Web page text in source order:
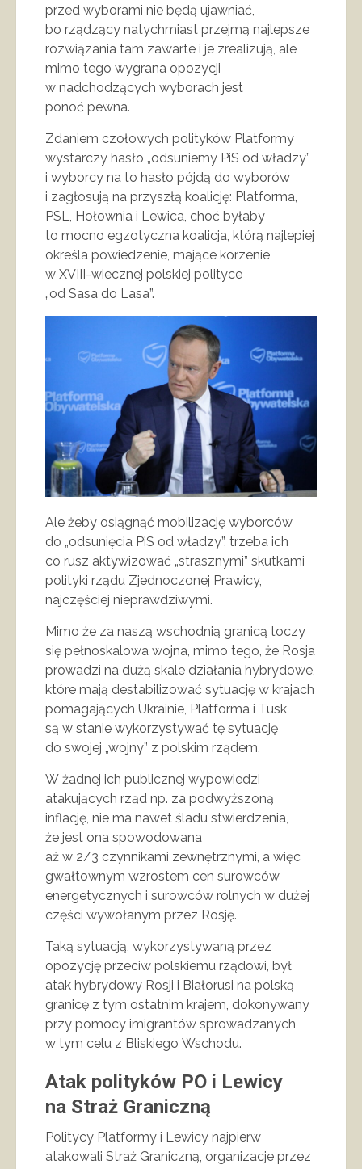
przed wyborami nie będą ujawniać,
bo rządzący natychmiast przejmą najlepsze
rozwiązania tam zawarte i je zrealizują, ale
mimo tego wygrana opozycji
w nadchodzących wyborach jest
ponoć pewna.
Zdaniem czołowych polityków Platformy
wystarczy hasło „odsuniemy PiS od władzy”
i wyborcy na to hasło pójdą do wyborów
i zagłosują na przyszłą koalicję: Platforma,
PSL, Hołownia i Lewica, choć byłaby
to mocno egzotyczna koalicja, którą najlepiej
określa powiedzenie, mające korzenie
w XVIII-wiecznej polskiej polityce
„od Sasa do Lasa”.
Ale żeby osiągnąć mobilizację wyborców
do „odsunięcia PiS od władzy”, trzeba ich
co rusz aktywizować „strasznymi” skutkami
polityki rządu Zjednoczonej Prawicy,
najczęściej nieprawdziwymi.
Mimo że za naszą wschodnią granicą toczy
się pełnoskalowa wojna, mimo tego, że Rosja
prowadzi na dużą skale działania hybrydowe,
które mają destabilizować sytuację w krajach
pomagających Ukrainie, Platforma i Tusk,
są w stanie wykorzystywać tę sytuację
do swojej „wojny” z polskim rządem.
W żadnej ich publicznej wypowiedzi
atakujących rząd np. za podwyższoną
inflację, nie ma nawet śladu stwierdzenia,
że jest ona spowodowana
aż w 2/3 czynnikami zewnętrznymi, a więc
gwałtownym wzrostem cen surowców
energetycznych i surowców rolnych w dużej
części wywołanym przez Rosję.
Taką sytuacją, wykorzystywaną przez
opozycję przeciw polskiemu rządowi, był
atak hybrydowy Rosji i Białorusi na polską
granicę z tym ostatnim krajem, dokonywany
przy pomocy imigrantów sprowadzanych
w tym celu z Bliskiego Wschodu.
Atak polityków PO i Lewicy
na Straż Graniczną
Politycy Platformy i Lewicy najpierw
atakowali Straż Graniczną, organizacje przez